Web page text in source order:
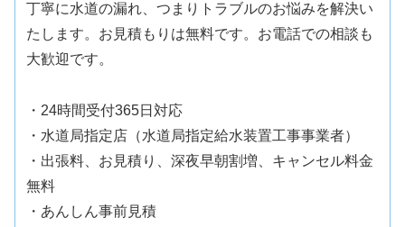
丁寧に水道の漏れ、つまりトラブルのお悩みを解決い
たします。お見積もりは無料です。お電話での相談も
大歓迎です。
・24時間受付365日対応
・水道局指定店（水道局指定給水装置工事事業者）
・出張料、お見積り、深夜早朝割増、キャンセル料金
無料
・あんしん事前見積